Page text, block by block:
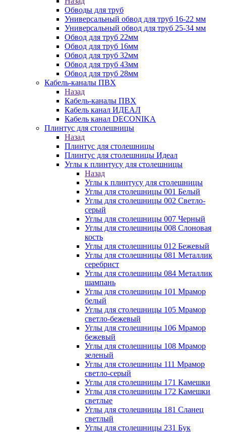
Обводы для труб
Универсальный обвод для труб 16-22 мм
Универсальный обвод для труб 25-34 мм
Обвод для труб 22мм
Обвод для труб 16мм
Обвод для труб 32мм
Обвод для труб 43мм
Обвод для труб 28мм
Кабель-каналы ПВХ
Назад
Кабель-каналы ПВХ
Кабель канал ИДЕАЛ
Кабель канал DECONIKA
Плинтус для столешницы
Назад
Плинтус для столешницы
Плинтус для столешницы Идеал
Углы к плинтусу для столешницы
Назад
Углы к плинтусу для столешницы
Углы для столешницы 001 Белый
Углы для столешницы 002 Светло-
серый
Углы для столешницы 007 Черный
Углы для столешницы 008 Слоновая
кость
Углы для столешницы 012 Бежевый
Углы для столешницы 081 Металлик
серебрист
Углы для столешницы 084 Металлик
шампань
Углы для столешницы 101 Мрамор
белый
Углы для столешницы 105 Мрамор
светло-бежевый
Углы для столешницы 106 Мрамор
бежевый
Углы для столешницы 108 Мрамор
зеленый
Углы для столешницы 111 Мрамор
светло-серый
Углы для столешницы 171 Камешки
Углы для столешницы 172 Камешки
светлые
Углы для столешницы 181 Сланец
светлый
Углы для столешницы 231 Бук